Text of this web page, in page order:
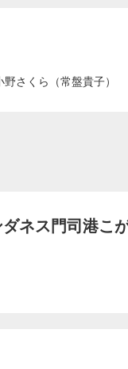
野さくら（常盤貴子）
ネス門司港こ